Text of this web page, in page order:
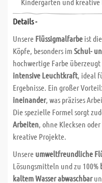
Details -
Unsere Flüssigmalfarbe ist
Köpfe, besonders im Schul-
hochwertige Farbe
intensive Leuchtkraft, ideal
Ergebnisse. Ein großer
ineinander, was präzises
Die spezielle Formel sorgt
Arbeiten, ohne Klecksen
kreative Projekte.
Unsere umweltfreundliche
Lösungsmitteln und zu 100%
kaltem Wasser abwaschbar